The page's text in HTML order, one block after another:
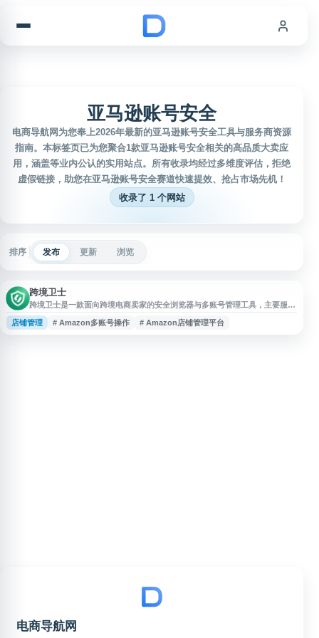
亚马逊账号安全
电商导航网为您奉上2026年最新的亚马逊账号安全工具与服务商资源
指南。本标签页已为您聚合1款亚马逊账号安全相关的高品质大卖应
用，涵盖等业内公认的实用站点。所有收录均经过多维度评估，拒绝
虚假链接，助您在亚马逊账号安全赛道快速提效、抢占市场先机！
收录了 1 个网站
排序 发布 更新 浏览
跨境卫士
跨境卫士是一款面向跨境电商卖家的安全浏览器与多账号管理工具，主要服务
Amazon、eBay、Shopee、Lazada、TikTok Shop、SHEIN、TEMU 及独
立站等平台。其功能聚焦多店铺登录环境隔离、账号权限管理、团队协作和运
店铺管理 # Amazon多账号操作 # Amazon店铺管理平台
电商导航网